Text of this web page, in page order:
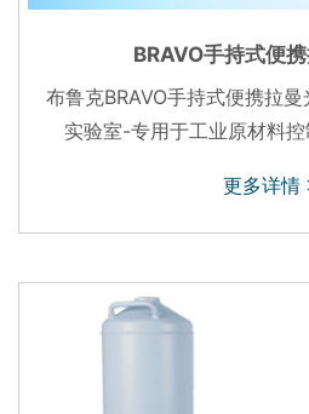
BRAVO手持式便
布鲁克BRAVO手持式便携拉
实验室-专用于工业原材料
更多详情